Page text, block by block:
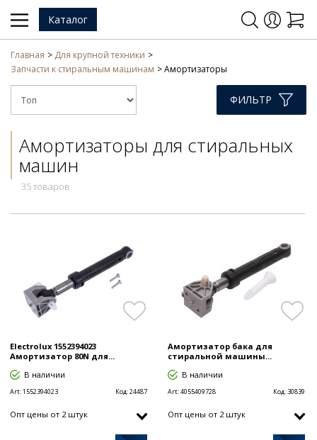
Каталог
Главная
Для крупной техники
Запчасти к стиральным машинам
Амортизаторы
ФИЛЬТР
Амортизаторы для стиральных
машин
35 товаров
Electrolux 1552394023
Амортизатор 80N для...
В наличии
Art:1552394023 Код:24487
Опт цены от 2 штук
Амортизатор бака для
стиральной машины...
В наличии
Art:4055409728 Код: 30839
Опт цены от 2 штук